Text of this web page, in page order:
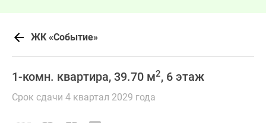
ЖК «Событие»
1-комн. квартира, 39.70 м2, 6 этаж
Срок сдачи 4 квартал 2029 года